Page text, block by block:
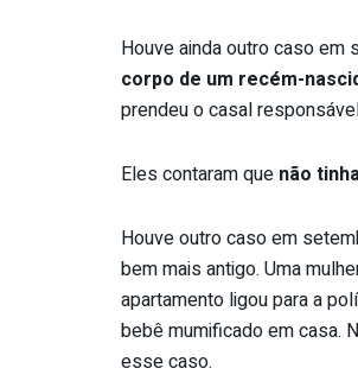
Houve ainda outro caso em
corpo de um recém-
prendeu o casal
Eles contaram que não
Houve outro caso em
bem mais antigo. Uma
apartamento ligou para a
bebê mumificado em casa.
esse caso.